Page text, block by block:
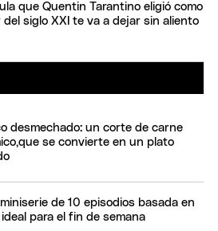
que Quentin Tarantino eligió como
del siglo XXI te va a dejar sin aliento
desmechado: un corte de carne
se convierte en un plato
de 10 episodios basada en
para el fin de semana